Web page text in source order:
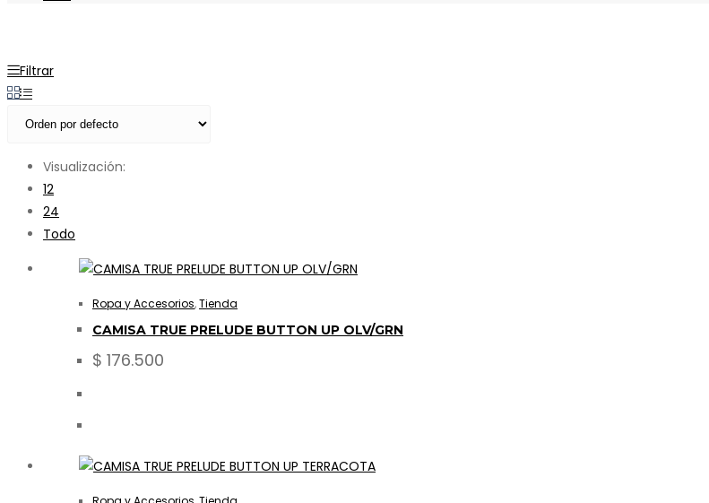
Filtrar
Visualización:
12
24
Todo
Ropa y Accesorios,Tienda
CAMISA TRUE PRELUDE BUTTON UP OLV/GRN
$ 176.500